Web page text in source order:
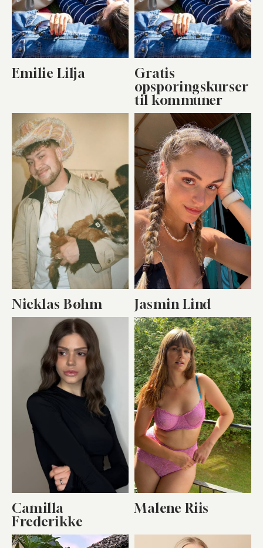
Emilie Lilja
Gratis
opsporingskurser
til kommuner
Nicklas Bøhm Jasmin Lind
Camilla
Frederikke
Malene Riis